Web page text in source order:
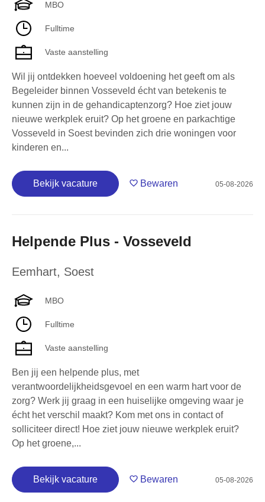
MBO
Fulltime
Vaste aanstelling
Wil jij ontdekken hoeveel voldoening het geeft om als
Begeleider binnen Vosseveld écht van betekenis te
kunnen zijn in de gehandicaptenzorg? Hoe ziet jouw
nieuwe werkplek eruit? Op het groene en parkachtige
Vosseveld in Soest bevinden zich drie woningen voor
kinderen en...
Bekijk vacature Bewaren 05-08-2026
Helpende Plus - Vosseveld
Eemhart, Soest
MBO
Fulltime
Vaste aanstelling
Ben jij een helpende plus, met
verantwoordelijkheidsgevoel en een warm hart voor de
zorg? Werk jij graag in een huiselijke omgeving waar je
écht het verschil maakt? Kom met ons in contact of
solliciteer direct! Hoe ziet jouw nieuwe werkplek eruit?
Op het groene,...
Bekijk vacature Bewaren 05-08-2026